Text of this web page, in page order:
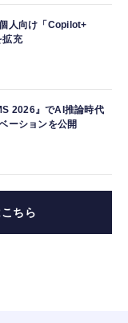
人向け「Copilot+
拡充
2026』でAI推論時代
ーションを公開
ちら